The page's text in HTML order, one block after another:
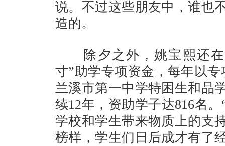
说。不过这些朋友中，谁也
造的。
除夕之外，姚宝熙还在
寸”助学专项资金，每年以
兰溪市第一中学特困生和品
续12年，资助学子达816名
学校和学生带来物质上的支
榜样，学生们日后成才有了